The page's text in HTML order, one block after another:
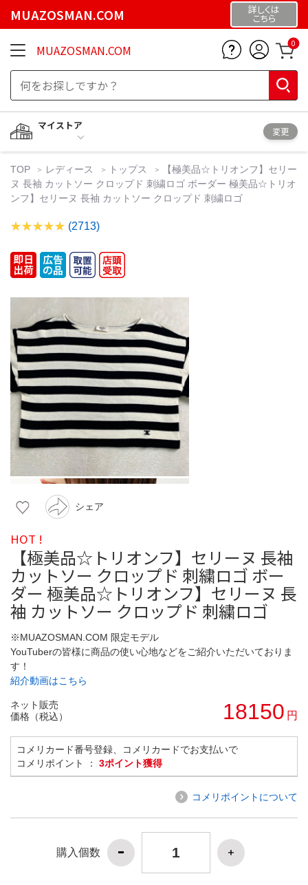
MUAZOSMAN.COM 詳しくは
こちら
MUAZOSMAN.COM 0
マイストア
変更
TOP レディース トップス
【極美品☆トリオンフ】セリー
ヌ 長袖 カットソー クロップド 刺繍ロゴ ボーダー 極美品☆トリオ
ンフ】セリーヌ 長袖 カットソー クロップド 刺繍ロゴ
(2713)
シェア
HOT !
【極美品☆トリオンフ】セリーヌ 長袖
カットソー クロップド 刺繍ロゴ ボー
ダー 極美品☆トリオンフ】セリーヌ 長
袖 カットソー クロップド 刺繍ロゴ
※MUAZOSMAN.COM 限定モデル
YouTuberの皆様に商品の使い心地などをご紹介いただいておりま
す！
紹介動画はこちら
ネット販売
価格（税込）
18150 円
コメリカード番号登録、コメリカードでお支払いで
コメリポイント ： 3ポイント獲得
コメリポイントについて
購入個数